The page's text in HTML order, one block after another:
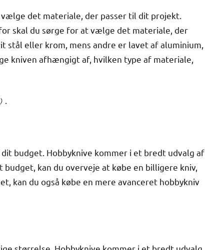
det materiale, der passer til dit projekt.
skal du sørge for at vælge det materiale, der
eller krom, mens andre er lavet af aluminium,
kniven afhængigt af, hvilken type af materiale,
budget. Hobbyknive kommer i et bredt udvalg af
kan du overveje at købe en billigere kniv,
kan du også købe en mere avanceret hobbykniv